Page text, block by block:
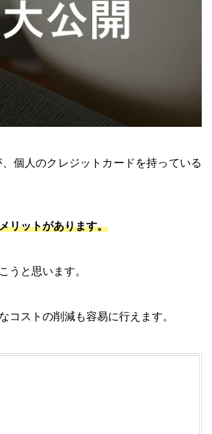
個人のクレジットカードを持っている
リットがあります。
うと思います。
コストの削減も容易に行えます。